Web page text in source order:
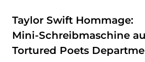
Taylor Swift Hommage:
Mini‑Schreibmaschine
Tortured Poets